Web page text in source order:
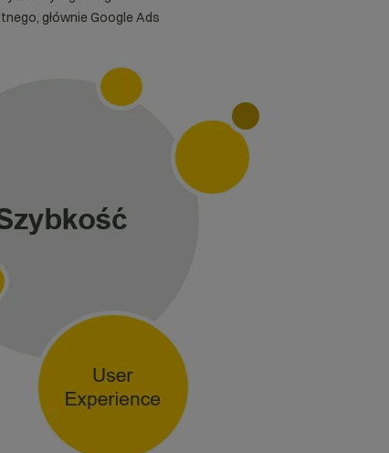
głównie Google Ads